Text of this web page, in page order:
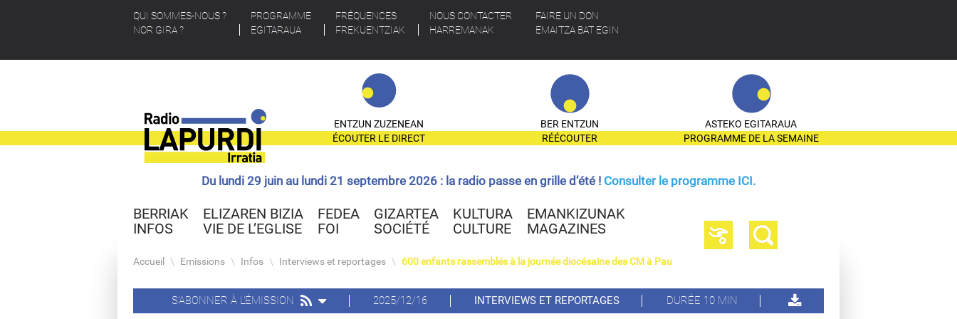
QUI SOMMES-NOUS ?
NOR GIRA ?
PROGRAMME
EGITARAUA
FRÉQUENCES
FREKUENTZIAK
NOUS CONTACTER
HARREMANAK
FAIRE UN DON
EMAITZA BAT EGIN
ENTZUN ZUZENEAN
ÉCOUTER LE DIRECT
BER ENTZUN
RÉÉCOUTER
ASTEKO EGITARAUA
PROGRAMME DE LA SEMAINE
Du lundi 29 juin au lundi 21 septembre 2026 : la radio passe en grille d’été ! Consulter le programme ICI.
BERRIAK
INFOS
ELIZAREN BIZIA
VIE DE L’EGLISE
FEDEA
FOI
GIZARTEA
SOCIÉTÉ
KULTURA
CULTURE
EMANKIZUNAK
MAGAZINES
Accueil \ Emissions \ Infos \ Interviews et reportages \ 600 enfants rassemblés à la journée diocésaine des CM à Pau
S'ABONNER À L'ÉMISSION 2025/12/16 INTERVIEWS ET REPORTAGES DURÉE 10 MIN